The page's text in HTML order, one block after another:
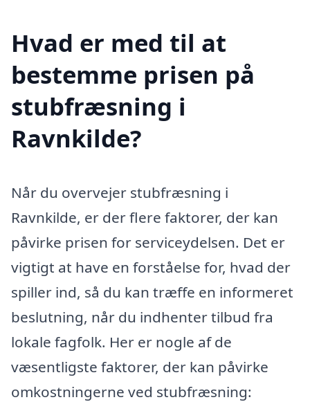
Hvad er med til at
bestemme prisen på
stubfræsning i
Ravnkilde?
Når du overvejer stubfræsning i
Ravnkilde, er der flere faktorer, der kan
påvirke prisen for serviceydelsen. Det er
vigtigt at have en forståelse for, hvad der
spiller ind, så du kan træffe en informeret
beslutning, når du indhenter tilbud fra
lokale fagfolk. Her er nogle af de
væsentligste faktorer, der kan påvirke
omkostningerne ved stubfræsning: